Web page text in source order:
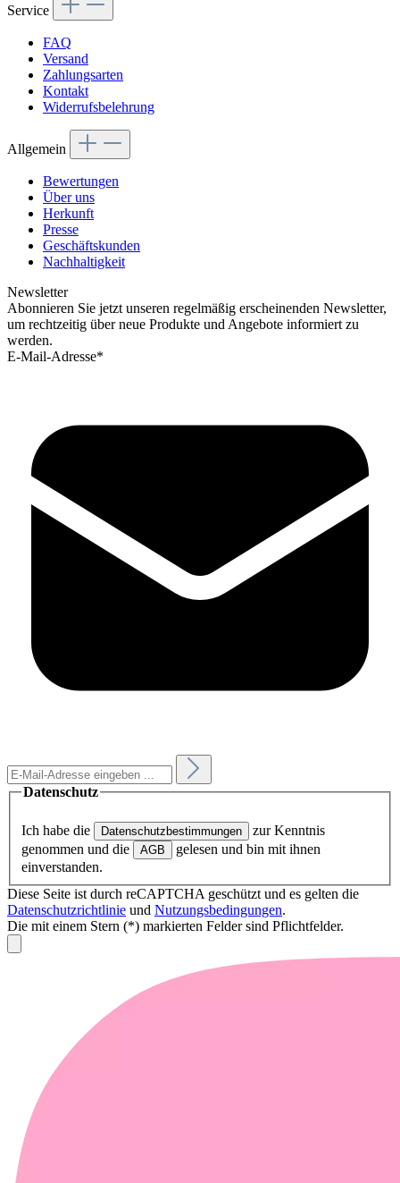
Service
FAQ
Versand
Zahlungsarten
Kontakt
Widerrufsbelehrung
Allgemein
Bewertungen
Über uns
Herkunft
Presse
Geschäftskunden
Nachhaltigkeit
Newsletter
Abonnieren Sie jetzt unseren regelmäßig erscheinenden Newsletter,
um rechtzeitig über neue Produkte und Angebote informiert zu
werden.
E-Mail-Adresse*
Datenschutz
Ich habe die Datenschutzbestimmungen
zur Kenntnis
genommen und die
AGB
gelesen und bin mit ihnen
einverstanden.
Diese Seite ist durch reCAPTCHA geschützt und es gelten die
Datenschutzrichtlinie und Nutzungsbedingungen.
Die mit einem Stern (*) markierten Felder sind Pflichtfelder.